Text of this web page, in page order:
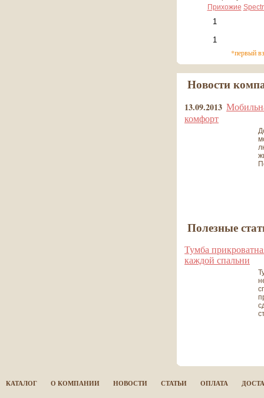
Прихожие
*первый
Новости
13.09.2013
комфорт
Полезные
Тумба
каждой спальни
КАТАЛОГ О КОМПАНИИ НОВОСТИ СТАТЬИ ОПЛАТА